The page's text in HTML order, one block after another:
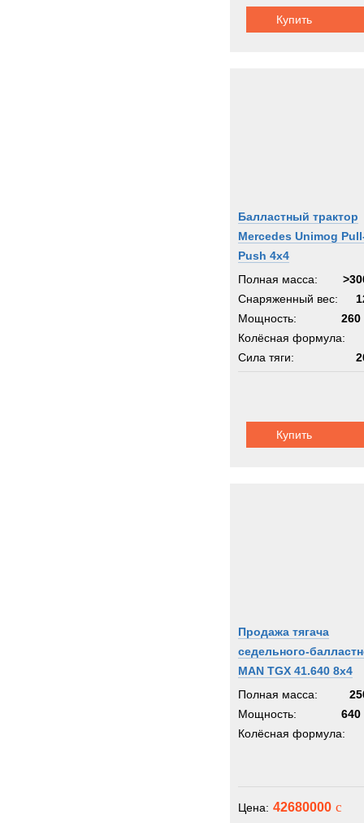
Купить
Балластный трактор
Mercedes Unimog
Push 4x4
Полная масса:
Снаряженный вес:
Мощность:
260
Колёсная формула:
Сила тяги:
Купить
Продажа тягача
седельного-
MAN TGX 41.640 8x4
Полная масса:
Мощность:
640
Колёсная формула:
Цена: 42680000 c